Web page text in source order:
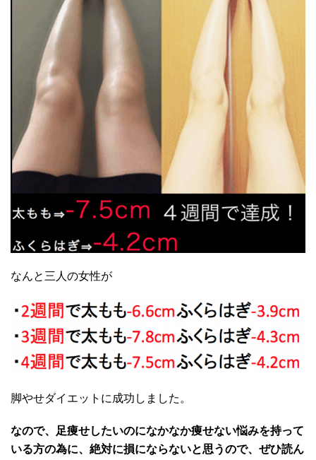
なんと三人の女性が
脚やせダイエットに成功しました。
なので、足痩せしたいのになかなか痩せない悩みを持って
いる方の為に、絶対に損にならないと思うので、ぜひ読ん